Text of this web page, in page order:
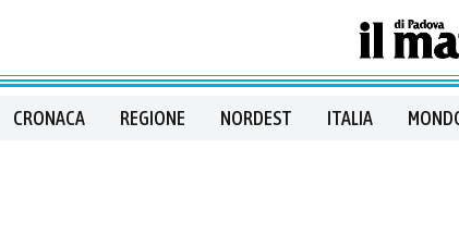
CRONACA REGIONE NORDEST ITALIA